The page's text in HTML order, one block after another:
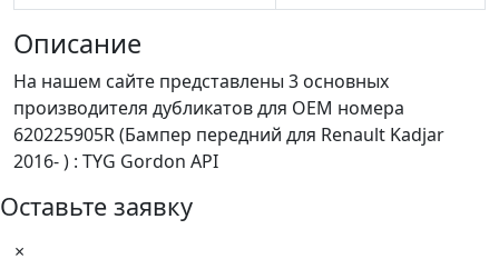
Описание
На нашем сайте представлены 3 основных
производителя дубликатов для OEM номера
620225905R (Бампер передний для Renault Kadjar
2016- ) : TYG Gordon API
Оставьте заявку
×